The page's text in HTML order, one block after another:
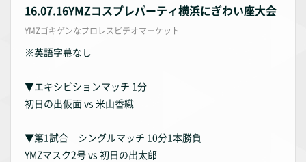
16.07.16YMZコスプレパーティ横浜にぎわい座大会
YMZゴキゲンなプロレスビデオマーケット
※英語字幕なし
▼エキシビションマッチ 1分
初日の出仮面 vs 米山香織
▼第1試合 シングルマッチ 10分1本勝負
YMZマスク2号 vs 初日の出太郎